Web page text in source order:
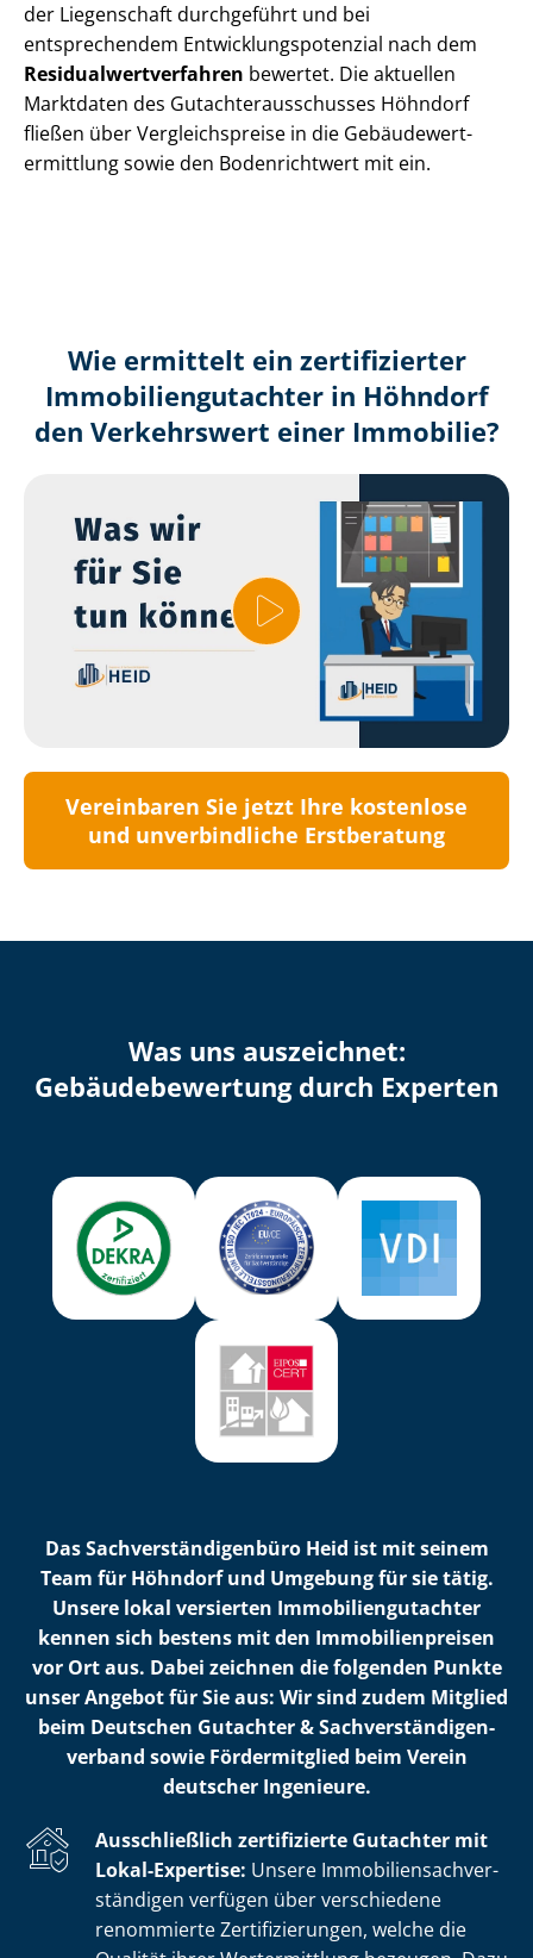
der Liegenschaft durchgeführt und bei
entsprechendem Ent­wick­lungs­po­ten­zi­al nach dem
Re­si­du­al­wert­ver­fah­ren bewertet. Die aktuellen
Marktdaten des Gut­ach­ter­aus­schus­ses Höhndorf
fließen über Ver­gleichs­prei­se in die Ge­bäu­de­wert­
ermitt­lung sowie den Bodenrichtwert mit ein.
Wie ermittelt ein zertifizierter
Immobilien­gutachter in Höhndorf
den Verkehrswert einer Immobilie?
Vereinbaren Sie jetzt Ihre kostenlose
und unverbindliche Erstberatung
Was uns auszeichnet:
Ge­bäu­de­be­wer­tung durch Experten
Das Sach­ver­stän­di­gen­bü­ro Heid ist mit seinem
Team für Höhndorf und Umgebung für sie tätig.
Unsere lokal versierten Im­mo­bi­li­en­gut­ach­ter
kennen sich bestens mit den Im­mo­bi­li­en­prei­sen
vor Ort aus. Dabei zeichnen die folgenden Punkte
unser Angebot für Sie aus: Wir sind zudem Mitglied
beim Deutschen Gutachter & Sach­ver­stän­di­gen­
ver­band sowie Fördermitglied beim Verein
deutscher Ingenieure.
Ausschließlich zertifizierte Gutachter mit
Lokal-Expertise: Unsere Im­mo­bi­li­en­sach­ver­
stän­di­gen verfügen über verschiedene
renommierte Zer­ti­fi­zie­run­gen, welche die